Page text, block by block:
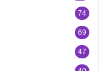
74
69
47